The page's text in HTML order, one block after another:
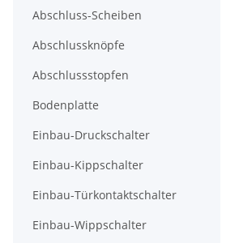
Abschluss-Scheiben
Abschlussknöpfe
Abschlussstopfen
Bodenplatte
Einbau-Druckschalter
Einbau-Kippschalter
Einbau-Türkontaktschalter
Einbau-Wippschalter